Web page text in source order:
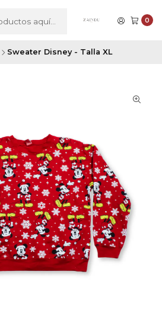
0
Sweater Disney - Talla XL